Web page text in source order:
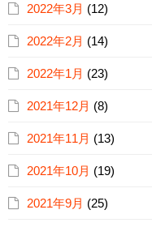
2022年3月 (12)
2022年2月 (14)
2022年1月 (23)
2021年12月 (8)
2021年11月 (13)
2021年10月 (19)
2021年9月 (25)